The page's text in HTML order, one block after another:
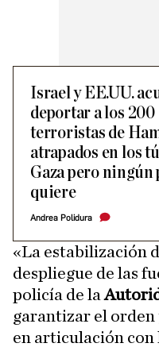
Israel y EE.UU.
deportar a los 200
terroristas de
atrapados en los
Gaza pero ningún
quiere
Andrea Polidura
«La estabilización
despliegue de las
policía de la
garantizar el
en articulación con